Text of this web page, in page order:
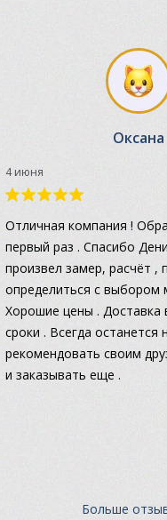
Оксана
4 июня
Отличная компания !
первый раз . Спасибо
произвел замер, расчёт ,
определиться с выбором
Хорошие цены . Доставка
сроки . Всегда останется
рекомендовать своим
и заказывать еще .
Больше